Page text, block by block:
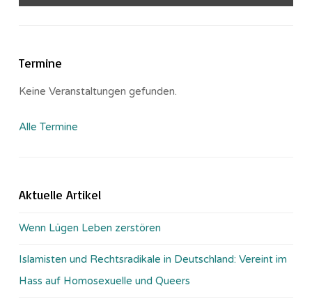
Termine
Keine Veranstaltungen gefunden.
Alle Termine
Aktuelle Artikel
Wenn Lügen Leben zerstören
Islamisten und Rechtsradikale in Deutschland: Vereint im
Hass auf Homosexuelle und Queers